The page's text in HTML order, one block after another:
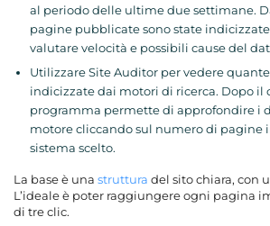
al periodo delle ultime due settimane.
pagine pubblicate sono state indicizzate
valutare velocità e possibili cause del
Utilizzare Site Auditor per vedere
indicizzate dai motori di ricerca. Dopo il
programma permette di approfondire i
motore cliccando sul numero di pagine
sistema scelto.
La base è una struttura del sito chiara, con
L’ideale è poter raggiungere ogni pagina
di tre clic.